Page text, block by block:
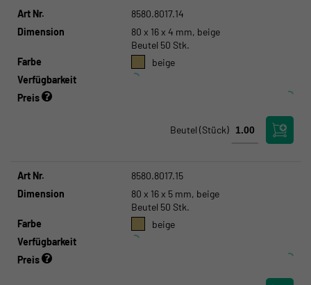
Art Nr.
8580.8017.14
Dimension
80 x 16 x 4 mm, beige
Beutel 50 Stk.
Farbe
beige
Verfügbarkeit
Preis
Beutel (Stück)
Art Nr.
8580.8017.15
Dimension
80 x 16 x 5 mm, beige
Beutel 50 Stk.
Farbe
beige
Verfügbarkeit
Preis